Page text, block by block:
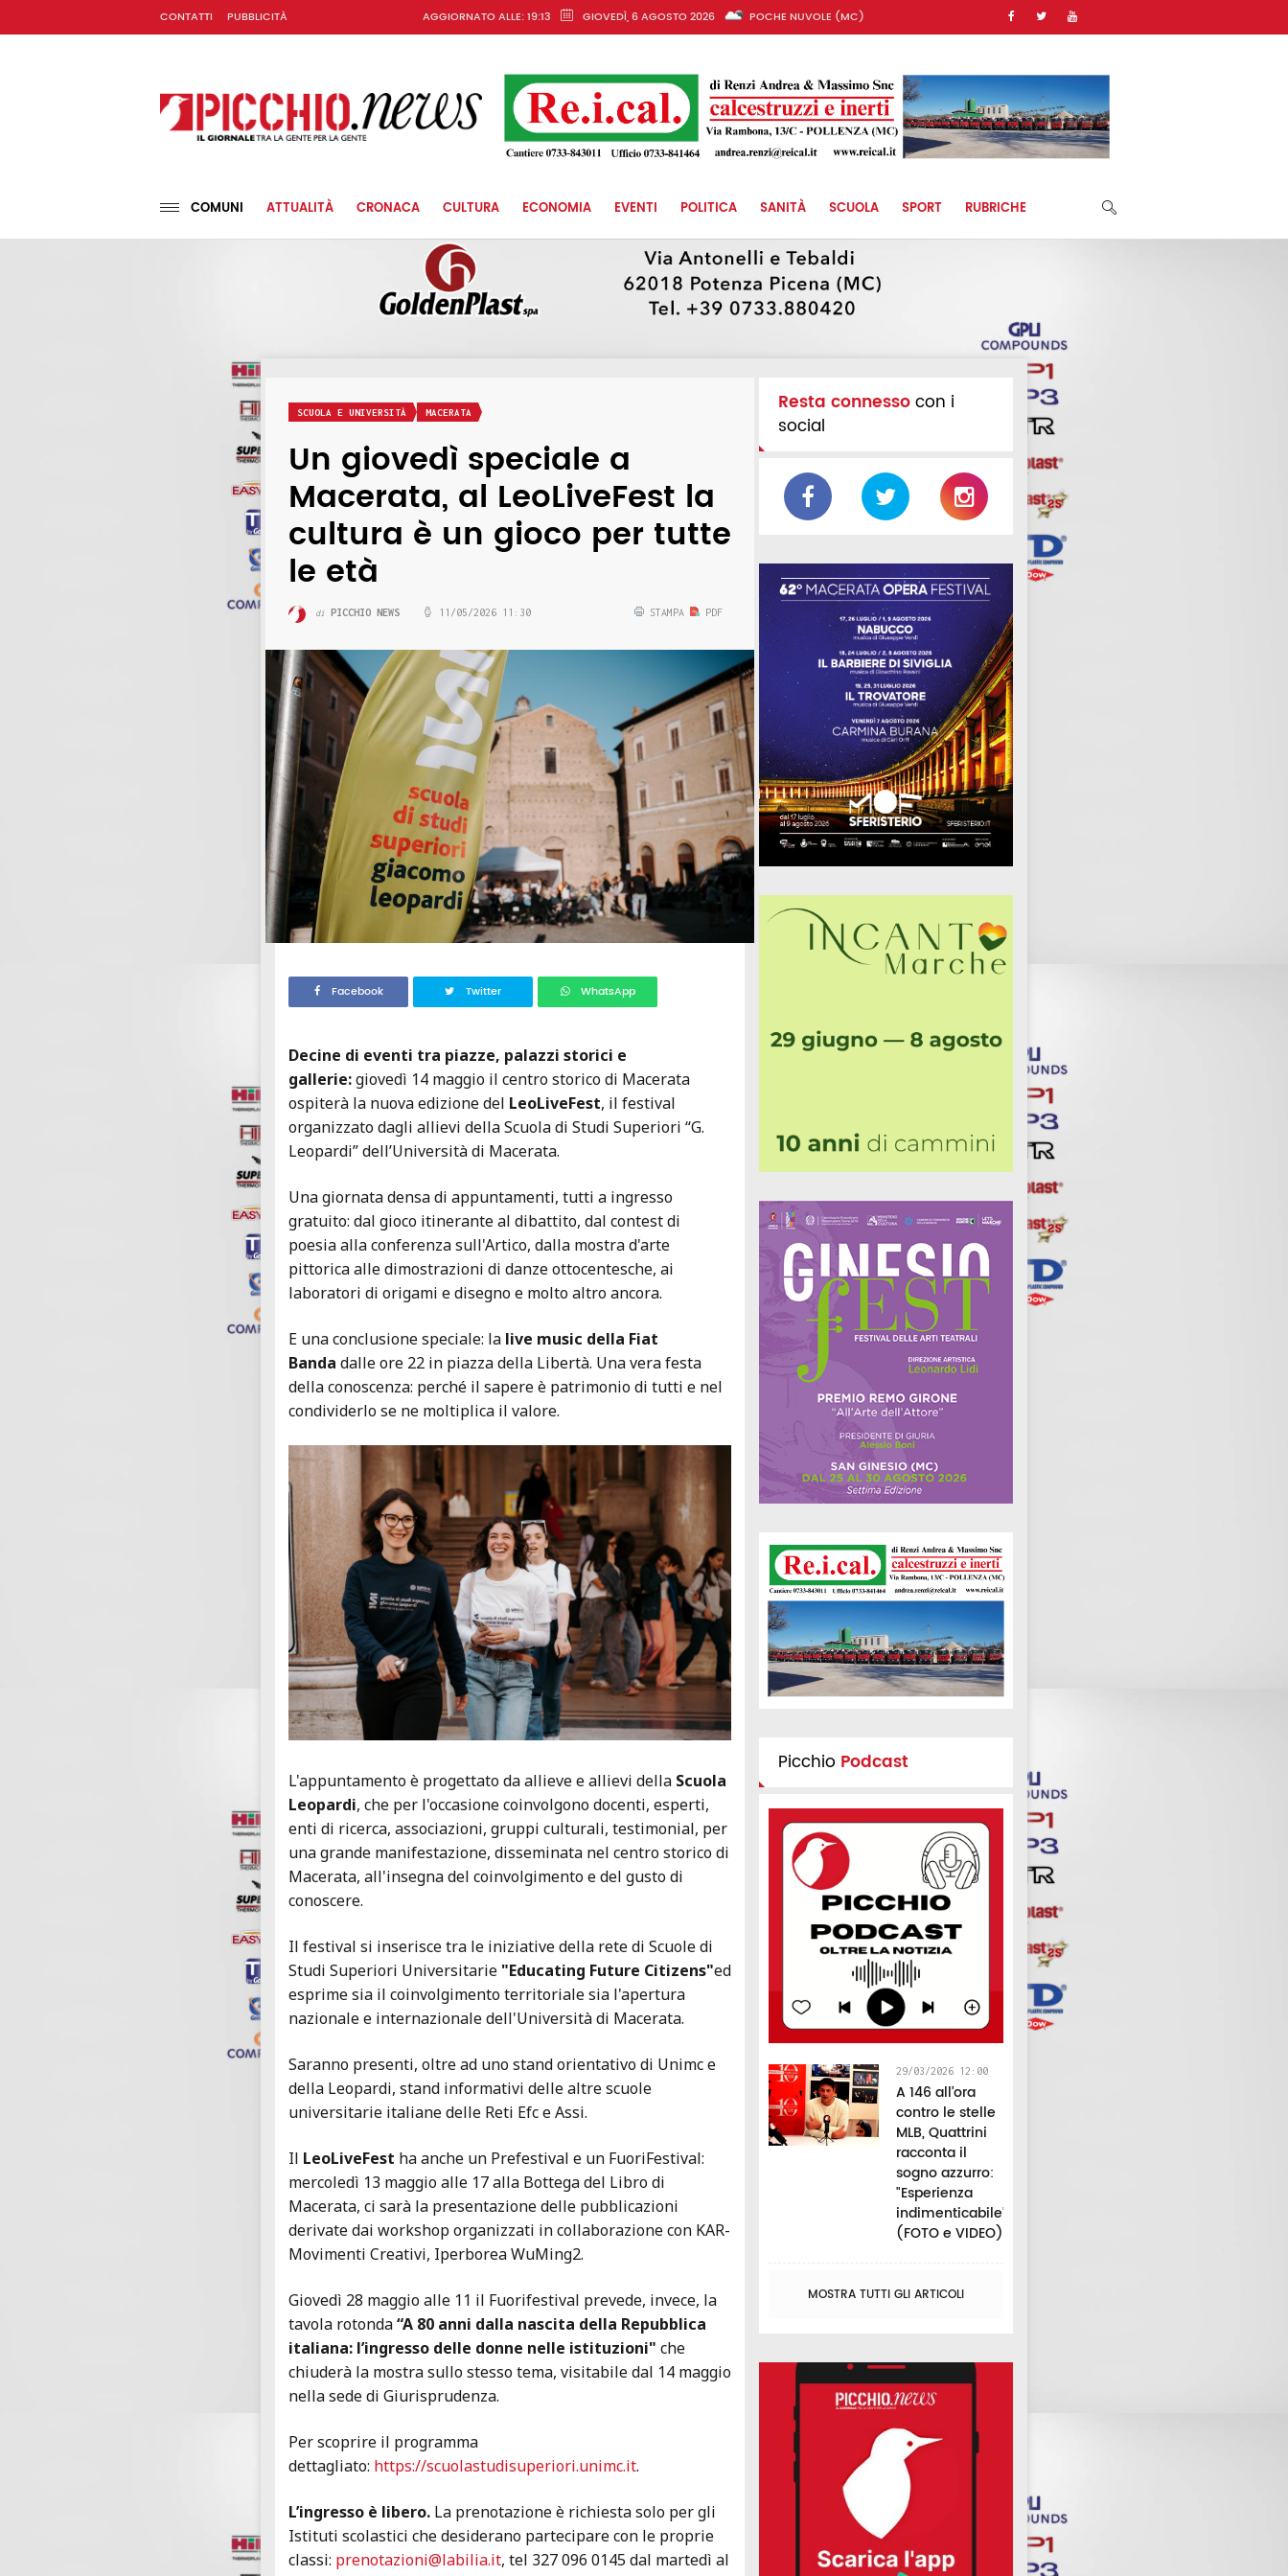
CONTATTI PUBBLICITÀ AGGIORNATO ALLE: 19:13 GIOVEDÌ, 6 AGOSTO 2026 POCHE NUVOLE (MC)
COMUNI ATTUALITÀ CRONACA CULTURA ECONOMIA EVENTI POLITICA SANITÀ SCUOLA SPORT RUBRICHE
SCUOLA E UNIVERSITÀ MACERATA
Un giovedì speciale a
Macerata, al LeoLiveFest la
cultura è un gioco per tutte
le età
di PICCHIO NEWS 11/05/2026 11:30 STAMPA PDF
Facebook Twitter WhatsApp
Decine di eventi tra piazze, palazzi storici e
gallerie:giovedì 14 maggio il centro storico di Macerata
ospiterà la nuova edizione del LeoLiveFest, il festival
organizzato dagli allievi della Scuola di Studi Superiori “G.
Leopardi” dell’Università di Macerata.
Una giornata densa di appuntamenti, tutti a ingresso
gratuito: dal gioco itinerante al dibattito, dal contest di
poesia alla conferenza sull'Artico, dalla mostra d'arte
pittorica alle dimostrazioni di danze ottocentesche, ai
laboratori di origami e disegno e molto altro ancora.
E una conclusione speciale: la live music della Fiat
Banda dalle ore 22 in piazza della Libertà. Una vera festa
della conoscenza: perché il sapere è patrimonio di tutti e nel
condividerlo se ne moltiplica il valore.
L'appuntamento è progettato da allieve e allievi della Scuola
Leopardi, che per l'occasione coinvolgono docenti, esperti,
enti di ricerca, associazioni, gruppi culturali, testimonial, per
una grande manifestazione, disseminata nel centro storico di
Macerata, all'insegna del coinvolgimento e del gusto di
conoscere.
Il festival si inserisce tra le iniziative della rete di Scuole di
Studi Superiori Universitarie "Educating Future Citizens"ed
esprime sia il coinvolgimento territoriale sia l'apertura
nazionale e internazionale dell'Università di Macerata.
Saranno presenti, oltre ad uno stand orientativo di Unimc e
della Leopardi, stand informativi delle altre scuole
universitarie italiane delle Reti Efc e Assi.
Il LeoLiveFest ha anche un Prefestival e un FuoriFestival:
mercoledì 13 maggio alle 17 alla Bottega del Libro di
Macerata, ci sarà la presentazione delle pubblicazioni
derivate dai workshop organizzati in collaborazione con KAR-
Movimenti Creativi, Iperborea WuMing2.
Giovedì 28 maggio alle 11 il Fuorifestival prevede, invece, la
tavola rotonda“A 80 anni dalla nascita della Repubblica
italiana: l’ingresso delle donne nelle istituzioni" che
chiuderà la mostra sullo stesso tema, visitabile dal 14 maggio
nella sede di Giurisprudenza.
Per scoprire il programma
dettagliato: https://scuolastudisuperiori.unimc.it.
L’ingresso è libero. La prenotazione è richiesta solo per gli
Istituti scolastici che desiderano partecipare con le proprie
classi: prenotazioni@labilia.it, tel 327 096 0145 dal martedì al
Resta connessocon i
social
Picchio Podcast
29/03/2026 12:00
A 146 all’ora
contro le stelle
MLB, Quattrini
racconta il
sogno azzurro:
"Esperienza
indimenticabile"
(FOTO e VIDEO)
MOSTRA TUTTI GLI ARTICOLI